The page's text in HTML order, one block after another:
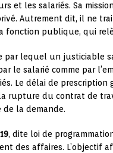
et les salariés. Sa
Autrement dit, il ne
fonction publique, qui
par lequel un
le salarié comme par
Le délai de prescription
rupture du contrat de
la demande.
, dite loi de
des affaires. L’objectif